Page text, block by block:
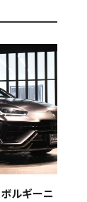
ルギーニ